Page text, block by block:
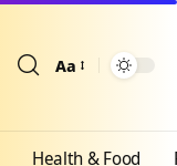
Aa
Health & Food